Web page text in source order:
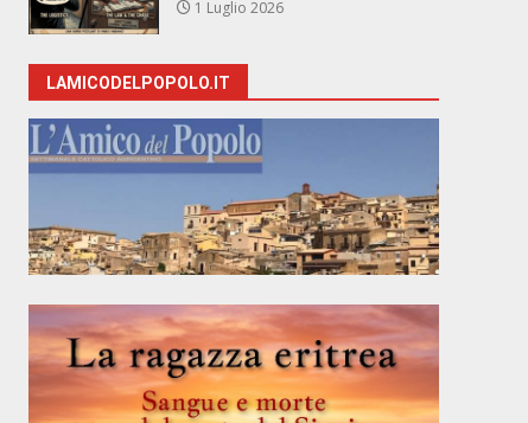
1 Luglio 2026
LAMICODELPOPOLO.IT